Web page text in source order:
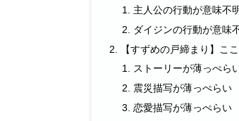
主人公の行動が意味不
ダイジンの行動が意味
【すずめの戸締まり】こ
ストーリーが薄っぺら
震災描写が薄っぺらい
恋愛描写が薄っぺらい